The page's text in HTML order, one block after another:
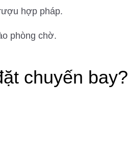
hợp pháp.
phòng chờ.
chuyến bay?